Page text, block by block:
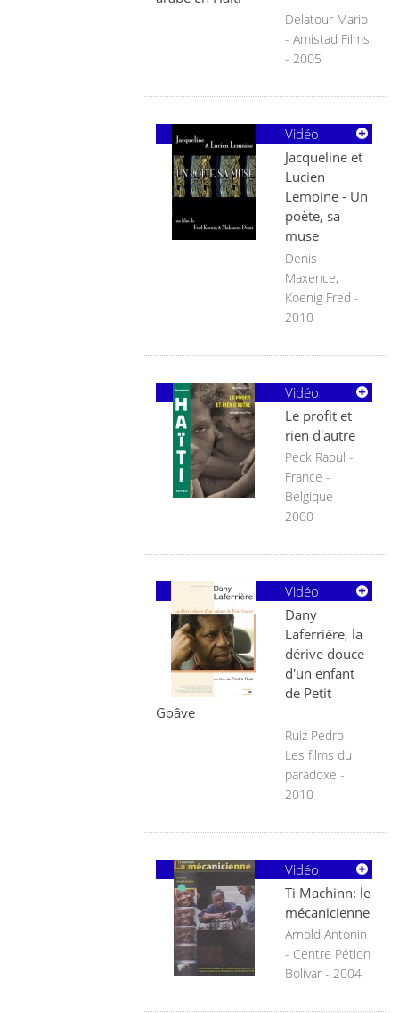
Delatour Mario
- Amistad Films
- 2005
Vidéo
Jacqueline et
Lucien
Lemoine - Un
poète, sa
muse
Denis
Maxence,
Koenig Fred -
2010
Vidéo
Le profit et
rien d'autre
Peck Raoul -
France -
Belgique -
2000
Vidéo
Dany
Laferrière, la
dérive douce
d'un enfant
de Petit
Goâve
Ruiz Pedro -
Les films du
paradoxe -
2010
Vidéo
Ti Machinn: le
mécanicienne
Arnold Antonin
- Centre Pétion
Bolivar - 2004